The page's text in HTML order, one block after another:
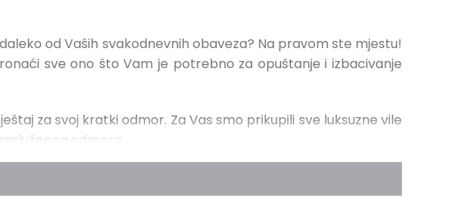
od Vaših svakodnevnih obaveza? Na pravom ste mjestu!
sve ono što Vam je potrebno za opuštanje i izbacivanje
za svoj kratki odmor. Za Vas smo prikupili sve luksuzne vile
odmora.
postoje i one koje nude kraće boravke. Ako Vam je dosta
da Vam da godišnji odmor.Spakirajte kofere, dođite